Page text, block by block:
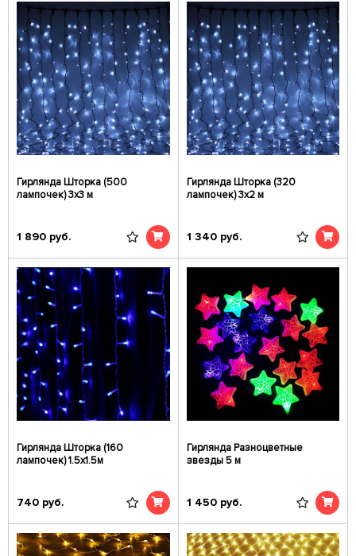
Гирлянда Шторка (500
лампочек) 3х3 м
1 890 руб.
Гирлянда Шторка (320
лампочек) 3х2 м
1 340 руб.
Гирлянда Шторка (160
лампочек) 1.5x1.5м
740 руб.
Гирлянда Разноцветные
звезды 5 м
1 450 руб.